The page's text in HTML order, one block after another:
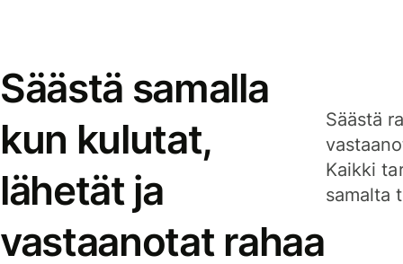
Säästä samalla
kun kulutat,
lähetät ja
vastaanotat rahaa
Säästä
Kaikki
samalta